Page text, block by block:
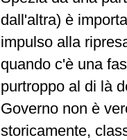
dall'altra) è
impulso alla
quando c'è una
purtroppo al di là
Governo non è
storicamente,